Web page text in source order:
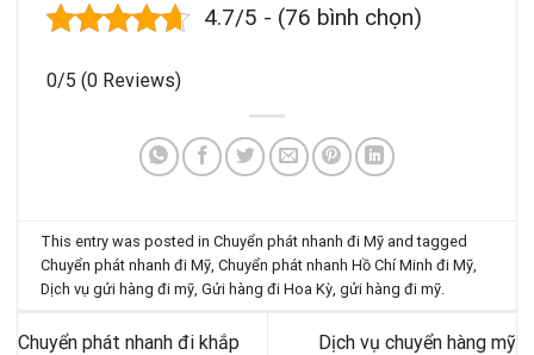
4.7/5 - (76 bình chọn)
0/5 (0 Reviews)
This entry was posted inChuyển phát nhanh đi Mỹ and tagged
Chuyển phát nhanh đi Mỹ ,Chuyển phát nhanh Hồ Chí Minh đi Mỹ
Dịch vụ gửi hàng đi mỹ ,Gửi hàng đi Hoa Kỳ ,gửi hàng đi mỹ
Chuyển phát nhanh đi khắp
Dịch vụ chuyển hàng mỹ